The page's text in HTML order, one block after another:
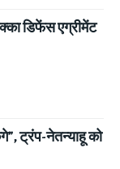
डिफेंस एग्रीमेंट
ट्रंप-नेतन्याहू को